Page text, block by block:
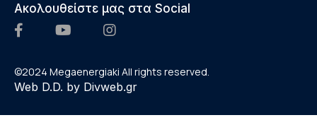
Ακολουθείστε μας στα Social
©2024 Megaenergiaki All rights reserved.
Web D.D. by Divweb.gr